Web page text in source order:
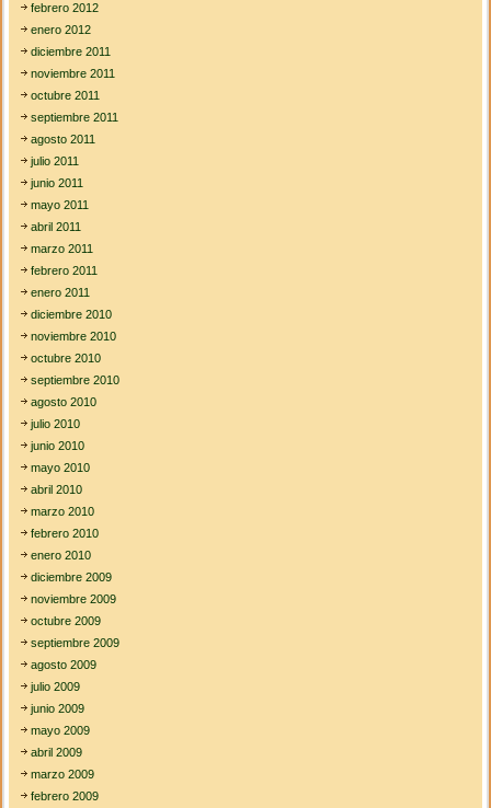
febrero 2012
enero 2012
diciembre 2011
noviembre 2011
octubre 2011
septiembre 2011
agosto 2011
julio 2011
junio 2011
mayo 2011
abril 2011
marzo 2011
febrero 2011
enero 2011
diciembre 2010
noviembre 2010
octubre 2010
septiembre 2010
agosto 2010
julio 2010
junio 2010
mayo 2010
abril 2010
marzo 2010
febrero 2010
enero 2010
diciembre 2009
noviembre 2009
octubre 2009
septiembre 2009
agosto 2009
julio 2009
junio 2009
mayo 2009
abril 2009
marzo 2009
febrero 2009